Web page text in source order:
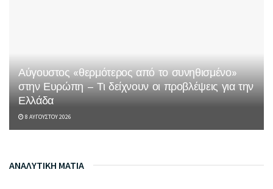
Αύγουστος «θερμότερος από το συνηθισμένο»
στην Ευρώπη – Τι δείχνουν οι προβλέψεις για την
Ελλάδα
8 ΑΥΓΟΎΣΤΟΥ 2026
ΑΝΑΛΥΤΙΚΗ ΜΑΤΙΑ